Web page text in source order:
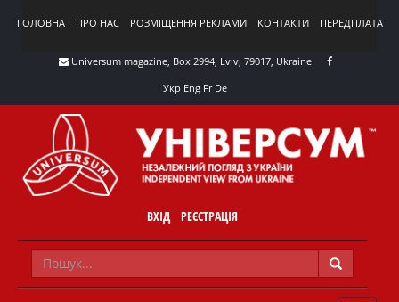
ГОЛОВНА ПРО НАС РОЗМІЩЕННЯ РЕКЛАМИ КОНТАКТИ ПЕРЕДПЛАТА
Universum magazine, Box 2994, Lviv, 79017, Ukraine
Укр Eng Fr De
ВХІД РЕЄСТРАЦІЯ